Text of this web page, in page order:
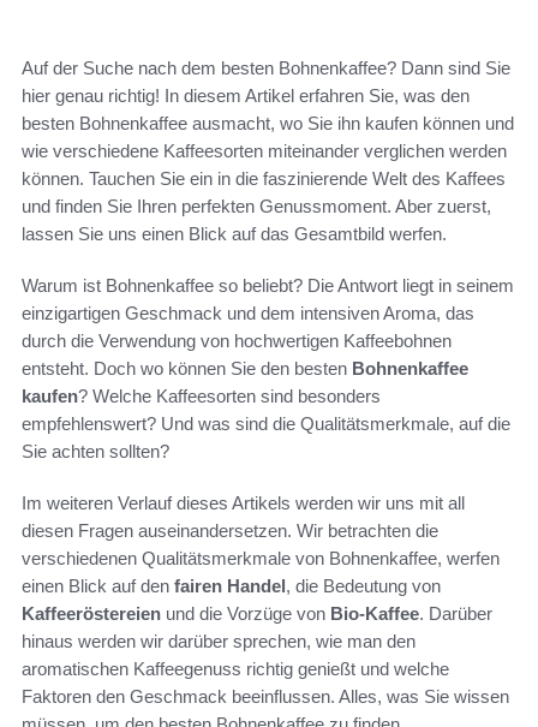
Auf der Suche nach dem besten Bohnenkaffee? Dann sind Sie
hier genau richtig! In diesem Artikel erfahren Sie, was den
besten Bohnenkaffee ausmacht, wo Sie ihn kaufen können und
wie verschiedene Kaffeesorten miteinander verglichen werden
können. Tauchen Sie ein in die faszinierende Welt des Kaffees
und finden Sie Ihren perfekten Genussmoment. Aber zuerst,
lassen Sie uns einen Blick auf das Gesamtbild werfen.
Warum ist Bohnenkaffee so beliebt? Die Antwort liegt in seinem
einzigartigen Geschmack und dem intensiven Aroma, das
durch die Verwendung von hochwertigen Kaffeebohnen
entsteht. Doch wo können Sie den besten Bohnenkaffee
kaufen? Welche Kaffeesorten sind besonders
empfehlenswert? Und was sind die Qualitätsmerkmale, auf die
Sie achten sollten?
Im weiteren Verlauf dieses Artikels werden wir uns mit all
diesen Fragen auseinandersetzen. Wir betrachten die
verschiedenen Qualitätsmerkmale von Bohnenkaffee, werfen
einen Blick auf den fairen Handel, die Bedeutung von
Kaffeeröstereien und die Vorzüge von Bio-Kaffee. Darüber
hinaus werden wir darüber sprechen, wie man den
aromatischen Kaffeegenuss richtig genießt und welche
Faktoren den Geschmack beeinflussen. Alles, was Sie wissen